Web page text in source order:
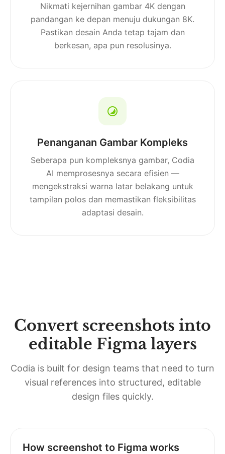
Nikmati kejernihan gambar 4K dengan
pandangan ke depan menuju dukungan 8K.
Pastikan desain Anda tetap tajam dan
berkesan, apa pun resolusinya.
Penanganan Gambar Kompleks
Seberapa pun kompleksnya gambar, Codia
AI memprosesnya secara efisien —
mengekstraksi warna latar belakang untuk
tampilan polos dan memastikan fleksibilitas
adaptasi desain.
Convert screenshots into
editable Figma layers
Codia is built for design teams that need to turn
visual references into structured, editable
design files quickly.
How screenshot to Figma works